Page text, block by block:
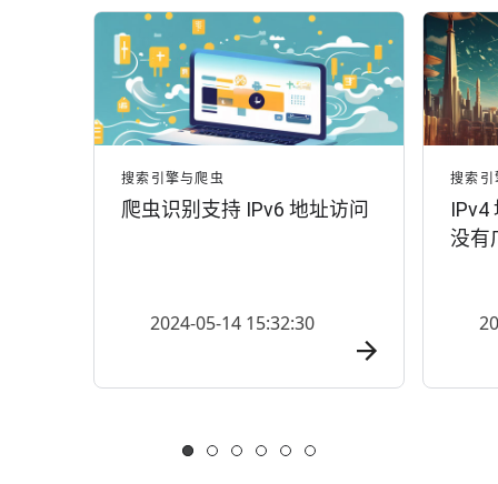
搜索引擎与爬虫
爬虫识别支持 IPv6 地址访问
2024-05-14 15:32:30
搜索引
没有